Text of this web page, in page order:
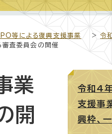
等による復興支援事業 >令
審査委員会の開催
業
開
令和4
支援事
興枠、